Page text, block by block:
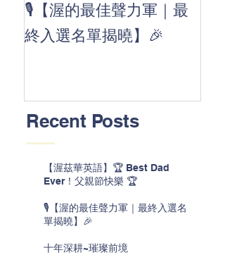
🎙️【渥的最佳聲力軍｜最
終入選名單揭曉】🎉
Recent Posts
【渥茲華英語】🏆 Best Dad
Ever！父親節快樂 🏆
🎙️【渥的最佳聲力軍｜最終入選名
單揭曉】🎉
十年深耕~璀璨前境